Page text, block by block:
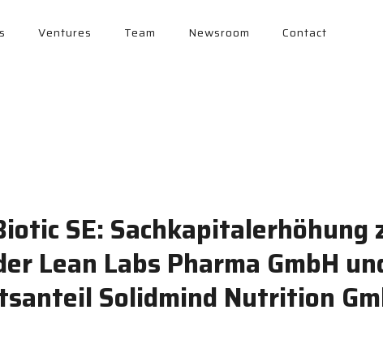
Ventures Team Newsroom Contact
SE: Sachkapitalerhöhung
Lean Labs Pharma GmbH
Solidmind Nutrition